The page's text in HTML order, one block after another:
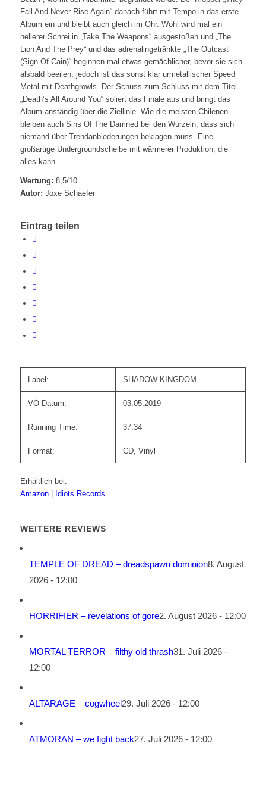
Fall And Never Rise Again“ danach führt mit Tempo in das erste
Album ein und bleibt auch gleich im Ohr. Wohl wird mal ein
hellerer Schrei in „Take The Weapons“ ausgestoßen und „The
Lion And The Prey“ und das adrenalingetränkte „The Outcast
(Sign Of Cain)“ beginnen mal etwas gemächlicher, bevor sie sich
alsbald beeilen, jedoch ist das sonst klar urmetallischer Speed
Metal mit Deathgrowls. Der Schuss zum Schluss mit dem Titel
„Death’s All Around You“ soliert das Finale aus und bringt das
Album anständig über die Ziellinie. Wie die meisten Chilenen
bleiben auch Sins Of The Damned bei den Wurzeln, dass sich
niemand über Trendanbiederungen beklagen muss. Eine
großartige Undergroundscheibe mit wärmerer Produktion, die
alles kann.
Wertung: 8,5/10
Autor: Joxe Schaefer
Eintrag teilen
Label: SHADOW KINGDOM
VÖ-Datum: 03.05.2019
Running Time: 37:34
Format: CD, Vinyl
Erhältlich bei:
Amazon
Idiots Records
WEITERE REVIEWS
TEMPLE OF DREAD – dreadspawn dominion8. August
2026 - 12:00
HORRIFIER – revelations of gore2. August 2026 - 12:00
MORTAL TERROR – filthy old thrash31. Juli 2026 -
12:00
ALTARAGE – cogwheel29. Juli 2026 - 12:00
ATMORAN – we fight back27. Juli 2026 - 12:00